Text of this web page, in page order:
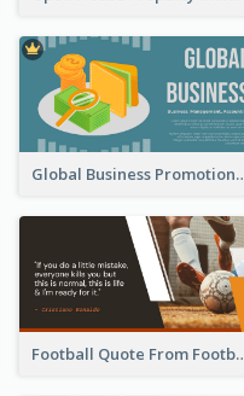
Global Business
Football Quote